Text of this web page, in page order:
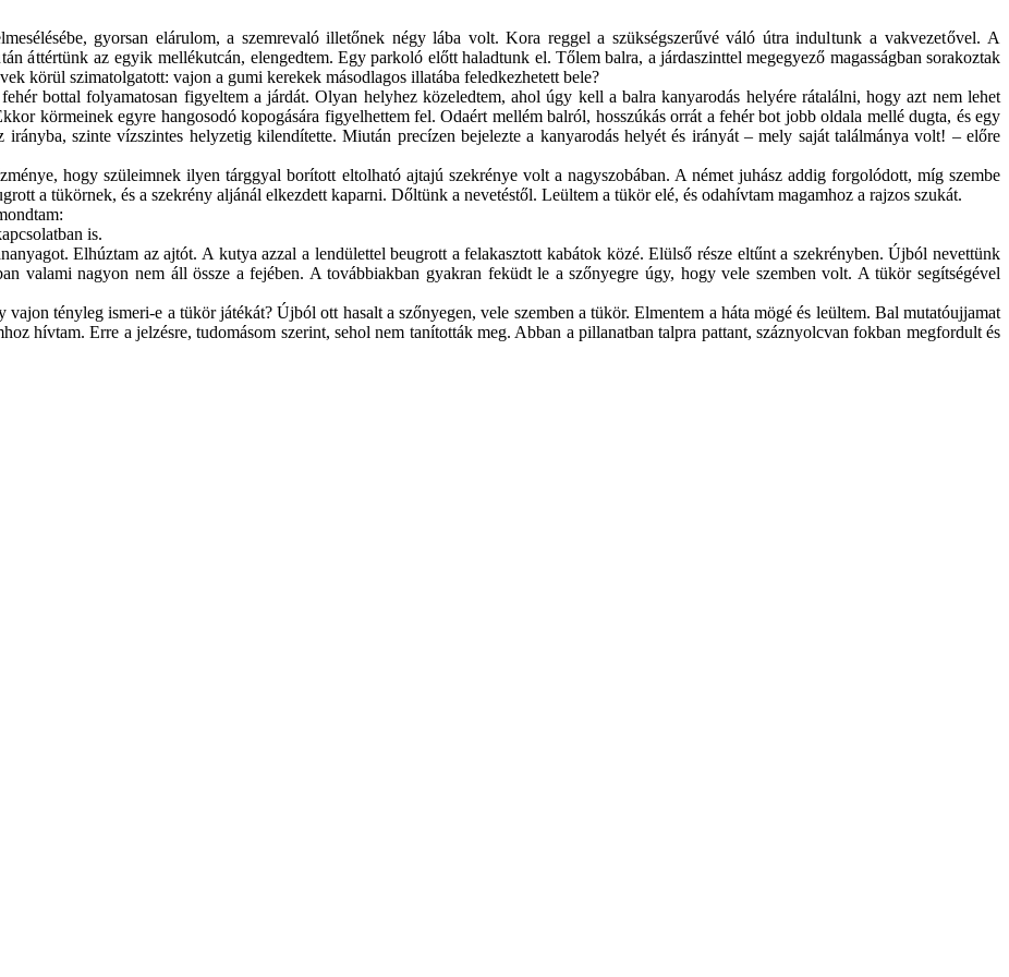
gyorsan elárulom, a szemrevaló illetőnek négy lába volt. Kora reggel a szükségszerűvé váló útra indultunk a vakvezetővel. A
áttértünk az egyik mellékutcán, elengedtem. Egy parkoló előtt haladtunk el. Tőlem balra, a járdaszinttel megegyező magasságban sorakoztak
körül szimatolgatott: vajon a gumi kerekek másodlagos illatába feledkezhetett bele?
bottal folyamatosan figyeltem a járdát. Olyan helyhez közeledtem, ahol úgy kell a balra kanyarodás helyére rátalálni, hogy azt nem lehet
körmeinek egyre hangosodó kopogására figyelhettem fel. Odaért mellém balról, hosszúkás orrát a fehér bot jobb oldala mellé dugta, és egy
irányba, szinte vízszintes helyzetig kilendítette. Miután precízen bejelezte a kanyarodás helyét és irányát – mely saját találmánya volt! – előre
hogy szüleimnek ilyen tárggyal borított eltolható ajtajú szekrénye volt a nagyszobában. A német juhász addig forgolódott, míg szembe
a tükörnek, és a szekrény aljánál elkezdett kaparni. Dőltünk a nevetéstől. Leültem a tükör elé, és odahívtam magamhoz a rajzos szukát.
is.
Elhúztam az ajtót. A kutya azzal a lendülettel beugrott a felakasztott kabátok közé. Elülső része eltűnt a szekrényben. Újból nevettünk
valami nagyon nem áll össze a fejében. A továbbiakban gyakran feküdt le a szőnyegre úgy, hogy vele szemben volt. A tükör segítségével
tényleg ismeri-e a tükör játékát? Újból ott hasalt a szőnyegen, vele szemben a tükör. Elmentem a háta mögé és leültem. Bal mutatóujjamat
hívtam. Erre a jelzésre, tudomásom szerint, sehol nem tanították meg. Abban a pillanatban talpra pattant, száznyolcvan fokban megfordult és